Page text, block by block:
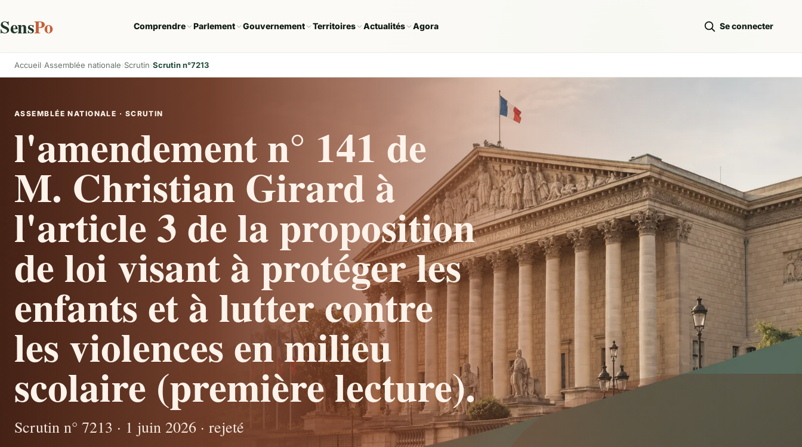
SensPo Comprendre Parlement Gouvernement Territoires Actualités Agora Se connecter
Accueil Assemblée nationale Scrutin Scrutin n°7213
ASSEMBLÉE NATIONALE · SCRUTIN
l'amendement n° 141 de
M. Christian Girard à
l'article 3 de la proposition
de loi visant à protéger les
enfants et à lutter contre
les violences en milieu
scolaire (première lecture).
Scrutin n° 7213 · 1 juin 2026 · rejeté